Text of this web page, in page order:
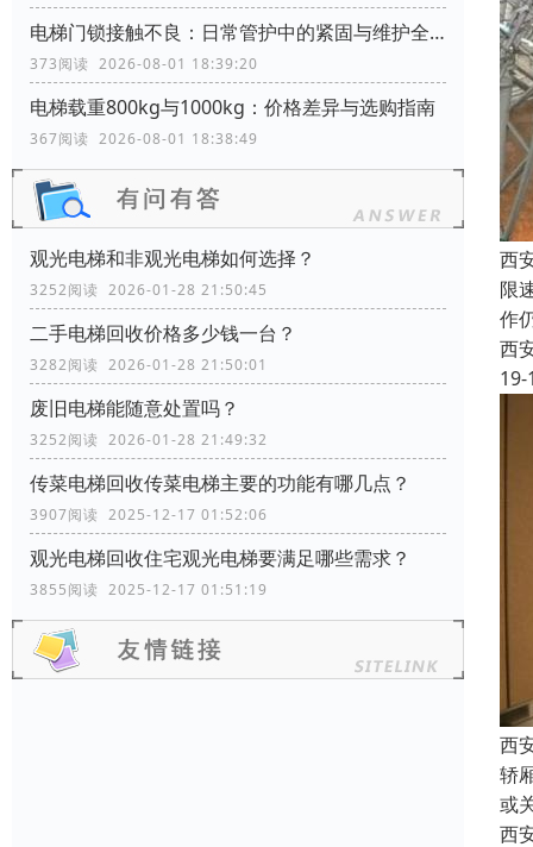
电梯门锁接触不良：日常管护中的紧固与维护全攻略
373阅读 2026-08-01 18:39:20
电梯载重800kg与1000kg：价格差异与选购指南
367阅读 2026-08-01 18:38:49
观光电梯和非观光电梯如何选择？
3252阅读 2026-01-28 21:50:45
二手电梯回收价格多少钱一台？
3282阅读 2026-01-28 21:50:01
废旧电梯能随意处置吗？
3252阅读 2026-01-28 21:49:32
传菜电梯回收传菜电梯主要的功能有哪几点？
3907阅读 2025-12-17 01:52:06
观光电梯回收住宅观光电梯要满足哪些需求？
3855阅读 2025-12-17 01:51:19
西
限
作
西
19-
西
轿
或
西